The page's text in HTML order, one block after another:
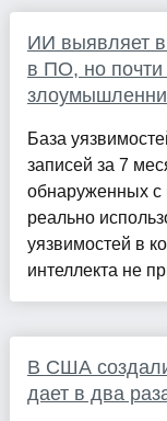
ИИ выявляет
в ПО, но почти
База
записей за 7
обнаруженных
реально
уязвимостей в
интеллекта не
В США
дает в два